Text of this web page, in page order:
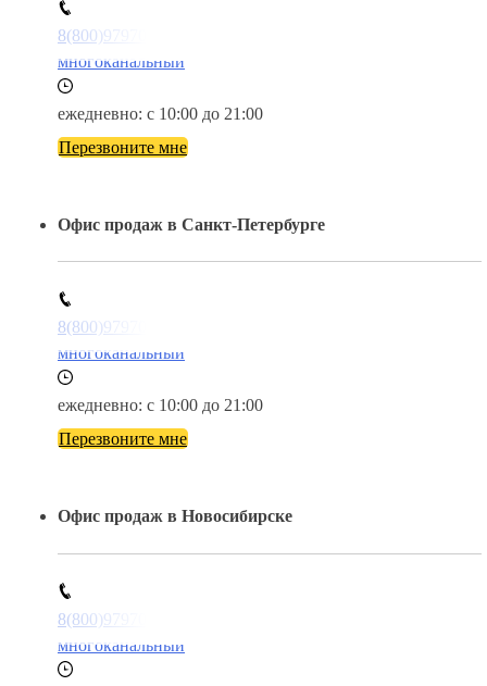
8(800)9797043
многоканальный
ежедневно: с 10:00 до 21:00
Перезвоните мне
Офис продаж в Санкт-Петербурге
8(800)9797043
многоканальный
ежедневно: с 10:00 до 21:00
Перезвоните мне
Офис продаж в Новосибирске
8(800)9797043
многоканальный